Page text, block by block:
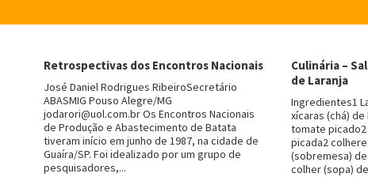
Retrospectivas dos Encontros Nacionais
José Daniel Rodrigues RibeiroSecretário
ABASMIG Pouso Alegre/MG
jodarori@uol.com.br Os Encontros Nacionais
de Produção e Abastecimento de Batata
tiveram início em junho de 1987, na cidade de
Guaíra/SP. Foi idealizado por um grupo de
pesquisadores,...
Culinária –
de Laranja
Ingredientes1
xícaras (chá)
tomate
picada2
(sobremesa)
colher (sopa)